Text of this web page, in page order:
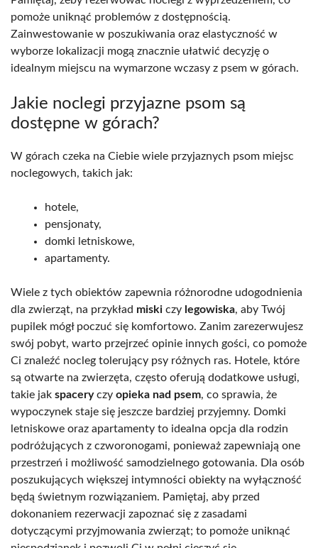
pomoże uniknąć problemów z dostępnością.
Zainwestowanie w poszukiwania oraz elastyczność w
wyborze lokalizacji mogą znacznie ułatwić decyzję o
idealnym miejscu na wymarzone wczasy z psem w górach.
Jakie noclegi przyjazne psom są
dostępne w górach?
W górach czeka na Ciebie wiele przyjaznych psom miejsc
noclegowych, takich jak:
hotele,
pensjonaty,
domki letniskowe,
apartamenty.
Wiele z tych obiektów zapewnia różnorodne udogodnienia
dla zwierząt, na przykład miski czy legowiska, aby Twój
pupilek mógł poczuć się komfortowo. Zanim zarezerwujesz
swój pobyt, warto przejrzeć opinie innych gości, co pomoże
Ci znaleźć nocleg tolerujący psy różnych ras. Hotele, które
są otwarte na zwierzęta, często oferują dodatkowe usługi,
takie jak spaceryczy opieka nad psem, co sprawia, że
wypoczynek staje się jeszcze bardziej przyjemny. Domki
letniskowe oraz apartamenty to idealna opcja dla rodzin
podróżujących z czworonogami, ponieważ zapewniają one
przestrzeń i możliwość samodzielnego gotowania. Dla osób
poszukujących większej intymności obiekty na wyłączność
będą świetnym rozwiązaniem. Pamiętaj, aby przed
dokonaniem rezerwacji zapoznać się z zasadami
dotyczącymi przyjmowania zwierząt; to pomoże uniknąć